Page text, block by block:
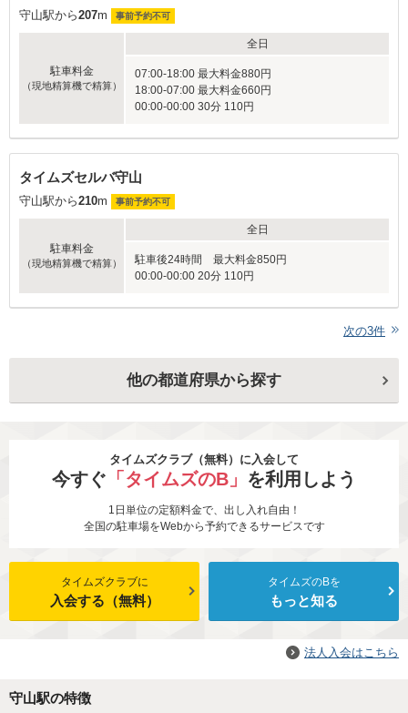
守山駅から207m 事前予約不可
駐車料金
（現地精算機で精算）
全日
07:00-18:00 最大料金880円
18:00-07:00 最大料金660円
00:00-00:00 30分 110円
タイムズセルバ守山
守山駅から210m 事前予約不可
駐車料金
（現地精算機で精算）
全日
駐車後24時間 最大料金850円
00:00-00:00 20分 110円
次の3件
他の都道府県から探す
タイムズクラブ（無料）に入会して
今すぐ 「タイムズのB」 を利用しよう
1日単位の定額料金で、出し入れ自由！
全国の駐車場をWebから予約できるサービスです
タイムズクラブに
入会する（無料）
タイムズのBを
もっと知る
法人入会はこちら
守山駅の特徴